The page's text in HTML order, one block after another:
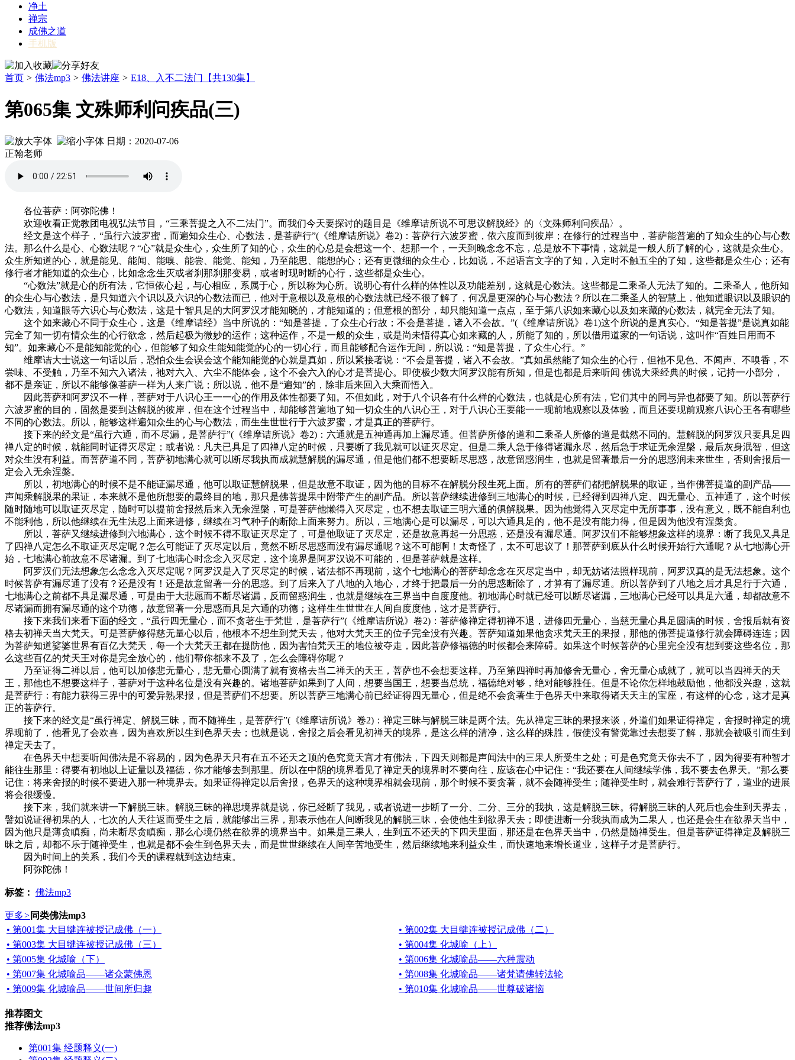
净土
禅宗
成佛之道
手机版
首页 > 佛法mp3 > 佛法讲座 > E18、入不二法门【共130集】
第065集 文殊师利问疾品(三)
日期：2020-07-06
正翰老师
各位菩萨：阿弥陀佛！
欢迎收看正觉教团电视弘法节目，“三乘菩提之入不二法门”。而我们今天要探讨的题目是《维摩诘所说不可思议解脱经》的〈文殊师利问疾品〉。
经文是这个样子，“虽行六波罗蜜，而遍知众生心、心数法，是菩萨行”(《维摩诘所说》卷2)：菩萨行六波罗蜜，依六度而到彼岸；在修行的过程当中，菩萨能普遍的了知众生的心与心数
法。那么什么是心、心数法呢？“心”就是众生心，众生所了知的心，众生的心总是会想这一个、想那一个，一天到晚念念不忘，总是放不下事情，这就是一般人所了解的心，这就是众生心。
众生所知道的心，就是能见、能闻、能嗅、能尝、能觉、能知，乃至能思、能想的心；还有更微细的众生心，比如说，不起语言文字的了知，入定时不触五尘的了知，这些都是众生心；还有
修行者才能知道的众生心，比如念念生灭或者刹那刹那变易，或者时现时断的心行，这些都是众生心。
“心数法”就是心的所有法，它恒依心起，与心相应，系属于心，所以称为心所。说明心有什么样的体性以及功能差别，这就是心数法。这些都是二乘圣人无法了知的。二乘圣人，他所知
的众生心与心数法，是只知道六个识以及六识的心数法而已，他对于意根以及意根的心数法就已经不很了解了，何况是更深的心与心数法？所以在二乘圣人的智慧上，他知道眼识以及眼识的
心数法，知道眼等六识心与心数法，这是十智具足的大阿罗汉才能知晓的，才能知道的；但意根的部分，却只能知道一点点，至于第八识如来藏心以及如来藏的心数法，就完全无法了知。
这个如来藏心不同于众生心，这是《维摩诘经》当中所说的：“知是菩提，了众生心行故；不会是菩提，诸入不会故。”(《维摩诘所说》卷1)这个所说的是真实心。“知是菩提”是说真如能
完全了知一切有情众生的心行欲念，然后起极为微妙的运作；这种运作，不是一般的众生，或是尚未悟得真心如来藏的人，所能了知的，所以借用道家的一句话说，这叫作“百姓日用而不
知”。如来藏心不是能知能觉的心，但能够了知众生能知能觉的心的一切心行，而且能够配合运作无间，所以说：“知是菩提，了众生心行。”
维摩诘大士说这一句话以后，恐怕众生会误会这个能知能觉的心就是真如，所以紧接著说：“不会是菩提，诸入不会故。”真如虽然能了知众生的心行，但祂不见色、不闻声、不嗅香，不
尝味、不受触，乃至不知六入诸法，祂对六入、六尘不能体会，这个不会六入的心才是菩提心。即使极少数大阿罗汉能有所知，但是也都是后来听闻 佛说大乘经典的时候，记持一小部分，
都不是亲证，所以不能够像菩萨一样为人来广说；所以说，他不是“遍知”的，除非后来回入大乘而悟入。
因此菩萨和阿罗汉不一样，菩萨对于八识心王一一心的作用及体性都要了知。不但如此，对于八个识各有什么样的心数法，也就是心所有法，它们其中的同与异也都要了知。所以菩萨行
六波罗蜜的目的，固然是要到达解脱的彼岸，但在这个过程当中，却能够普遍地了知一切众生的八识心王，对于八识心王要能一一现前地观察以及体验，而且还要现前观察八识心王各有哪些
不同的心数法。所以，能够这样遍知众生的心与心数法，而生生世世行于六波罗蜜，才是真正的菩萨行。
接下来的经文是“虽行六通，而不尽漏，是菩萨行”(《维摩诘所说》卷2)：六通就是五神通再加上漏尽通。但菩萨所修的道和二乘圣人所修的道是截然不同的。慧解脱的阿罗汉只要具足四
禅八定的时候，就能同时证得灭尽定；或者说：凡夫已具足了四禅八定的时候，只要断了我见就可以证灭尽定。但是二乘人急于修得诸漏永尽，然后急于求证无余涅槃，最后灰身泯智，但这
对众生没有利益。而菩萨道不同，菩萨初地满心就可以断尽我执而成就慧解脱的漏尽通，但是他们都不想要断尽思惑，故意留惑润生，也就是留著最后一分的思惑润未来世生，否则舍报后一
定会入无余涅槃。
所以，初地满心的时候不是不能证漏尽通，他可以取证慧解脱果，但是故意不取证，因为他的目标不在解脱分段生死上面。所有的菩萨们都把解脱果的取证，当作佛菩提道的副产品——
声闻乘解脱果的果证，本来就不是他所想要的最终目的地，那只是佛菩提果中附带产生的副产品。所以菩萨继续进修到三地满心的时候，已经得到四禅八定、四无量心、五神通了，这个时候
随时随地可以取证灭尽定，随时可以提前舍报然后来入无余涅槃，可是菩萨他懒得入灭尽定，也不想去取证三明六通的俱解脱果。因为他觉得入灭尽定中无所事事，没有意义，既不能自利也
不能利他，所以他继续在无生法忍上面来进修，继续在习气种子的断除上面来努力。所以，三地满心是可以漏尽，可以六通具足的，他不是没有能力得，但是因为他没有涅槃贪。
所以，菩萨又继续进修到六地满心，这个时候不得不取证灭尽定了，可是他取证了灭尽定，还是故意再起一分思惑，还是没有漏尽通。阿罗汉们不能够想象这样的境界：断了我见又具足
了四禅八定怎么不取证灭尽定呢？怎么可能证了灭尽定以后，竟然不断尽思惑而没有漏尽通呢？这不可能啊！太奇怪了，太不可思议了！那菩萨到底从什么时候开始行六通呢？从七地满心开
始，七地满心前故意不尽诸漏。到了七地满心时念念入灭尽定，这个境界是阿罗汉说不可能的，但是菩萨就是这样。
阿罗汉们无法想象怎么念念入灭尽定呢？阿罗汉是入了灭尽定的时候，诸法都不再现前，这个七地满心的菩萨却念念在灭尽定当中，却无妨诸法照样现前，阿罗汉真的是无法想象。这个
时候菩萨有漏尽通了没有？还是没有！还是故意留著一分的思惑。到了后来入了八地的入地心，才终于把最后一分的思惑断除了，才算有了漏尽通。所以菩萨到了八地之后才具足行于六通，
七地满心之前都不具足漏尽通，可是由于大悲愿而不断尽诸漏，反而留惑润生，也就是继续在三界当中自度度他。初地满心时就已经可以断尽诸漏，三地满心已经可以具足六通，却都故意不
尽诸漏而拥有漏尽通的这个功德，故意留著一分思惑而具足六通的功德；这样生生世世在人间自度度他，这才是菩萨行。
接下来我们来看下面的经文，“虽行四无量心，而不贪著生于梵世，是菩萨行”(《维摩诘所说》卷2)：菩萨修禅定得初禅不退，进修四无量心，当慈无量心具足圆满的时候，舍报后就有资
格去初禅天当大梵天。可是菩萨修得慈无量心以后，他根本不想生到梵天去，他对大梵天王的位子完全没有兴趣。菩萨知道如果他贪求梵天王的果报，那他的佛菩提道修行就会障碍连连；因
为菩萨知道娑婆世界有百亿大梵天，每一个大梵天王都在提防他，因为害怕梵天王的地位被夺走，因此菩萨修福德的时候都会来障碍。如果这个时候菩萨的心里完全没有想到要这些名位，那
么这些百亿的梵天王对你是完全放心的，他们帮你都来不及了，怎么会障碍你呢？
乃至证得二禅以后，他可以加修悲无量心，悲无量心圆满了就有资格去当二禅天的天王，菩萨也不会想要这样。乃至第四禅时再加修舍无量心，舍无量心成就了，就可以当四禅天的天
王，那他也不想要这样子，菩萨对于这种名位是没有兴趣的。诸地菩萨如果到了人间，想要当国王，想要当总统，福德绝对够，绝对能够胜任。但是不论你怎样地鼓励他，他都没兴趣，这就
是菩萨行：有能力获得三界中的可爱异熟果报，但是菩萨们不想要。所以菩萨三地满心前已经证得四无量心，但是绝不会贪著生于色界天中来取得诸天天主的宝座，有这样的心念，这才是真
正的菩萨行。
接下来的经文是“虽行禅定、解脱三昧，而不随禅生，是菩萨行”(《维摩诘所说》卷2)：禅定三昧与解脱三昧是两个法。先从禅定三昧的果报来谈，外道们如果证得禅定，舍报时禅定的境
界现前了，他看见了会欢喜，因为喜欢所以生到色界天去；也就是说，舍报之后会看见初禅天的境界，是这么样的清净，这么样的殊胜，假使没有警觉靠过去想要了解，那就会被吸引而生到
禅定天去了。
在色界天中想要听闻佛法是不容易的，因为色界天只有在五不还天之顶的色究竟天宫才有佛法，下四天则都是声闻法中的三果人所受生之处；可是色究竟天你去不了，因为得要有种智才
能往生那里：得要有初地以上证量以及福德，你才能够去到那里。所以在中阴的境界看见了禅定天的境界时不要向往，应该在心中记住：“我还要在人间继续学佛，我不要去色界天。”那么要
记住：将来舍报的时候不要进入那一种境界去。如果证得禅定以后舍报，色界天的这种境界相就会现前，那个时候不要贪著，就不会随禅受生；随禅受生时，就会难行菩萨行了，道业的进展
将会很缓慢。
接下来，我们就来讲一下解脱三昧。解脱三昧的禅思境界就是说，你已经断了我见，或者说进一步断了一分、二分、三分的我执，这是解脱三昧。得解脱三昧的人死后也会生到天界去，
譬如说证得初果的人，七次的人天往返而受生之后，就能够出三界，那表示他在人间断我见的解脱三昧，会使他生到欲界天去；即使进断一分我执而成为二果人，也还是会生在欲界天当中，
因为他只是薄贪瞋痴，尚未断尽贪瞋痴，那么心境仍然在欲界的境界当中。如果是三果人，生到五不还天的下四天里面，那还是在色界天当中，仍然是随禅受生。但是菩萨证得禅定及解脱三
昧之后，却都不乐于随禅受生，也就是都不会生到色界天去，而是世世继续在人间辛苦地受生，然后继续地来利益众生，而快速地来增长道业，这样子才是菩萨行。
因为时间上的关系，我们今天的课程就到这边结束。
阿弥陀佛！
标签： 佛法mp3
更多> 同类佛法mp3
• 第001集 大目犍连被授记成佛（一）
• 第002集 大目犍连被授记成佛（二）
• 第003集 大目犍连被授记成佛（三）
• 第004集 化城喻（上）
• 第005集 化城喻（下）
• 第006集 化城喻品——六种震动
• 第007集 化城喻品——诸众蒙佛恩
• 第008集 化城喻品——诸梵请佛转法轮
• 第009集 化城喻品——世间所归趣
• 第010集 化城喻品——世尊破诸恼
推荐图文
推荐佛法mp3
第001集 经题释义(一)